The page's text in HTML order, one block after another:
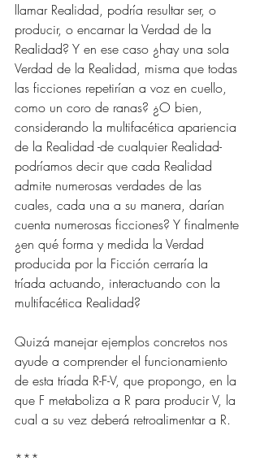
llamar Realidad, podría resultar ser, o
producir, o encarnar la Verdad de la
Realidad? Y en ese caso ¿hay una sola
Verdad de la Realidad, misma que todas
las ficciones repetirían a voz en cuello,
como un coro de ranas? ¿O bien,
considerando la multifacética apariencia
de la Realidad -de cualquier Realidad-
podríamos decir que cada Realidad
admite numerosas verdades de las
cuales, cada una a su manera, darían
cuenta numerosas ficciones? Y finalmente
¿en qué forma y medida la Verdad
producida por la Ficción cerraría la
tríada actuando, interactuando con la
multifacética Realidad?
Quizá manejar ejemplos concretos nos
ayude a comprender el funcionamiento
de esta tríada R-F-V, que propongo, en la
que F metaboliza a R para producir V, la
cual a su vez deberá retroalimentar a R.
***